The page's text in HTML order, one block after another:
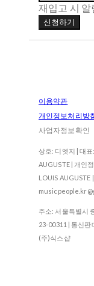
재입고 시 알
신청하기
이용약관
개인정보처리방
사업자정보확인
상호: 디엣지 | 대
AUGUSTE | 개인
LOUIS AUGUSTE
주소: 서울특별시
23-00311 | 통신판
(주)식스샵